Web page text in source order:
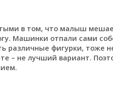
в том, что малыш
Машинки отпали сами
различные фигурки, тоже
– не лучший вариант.